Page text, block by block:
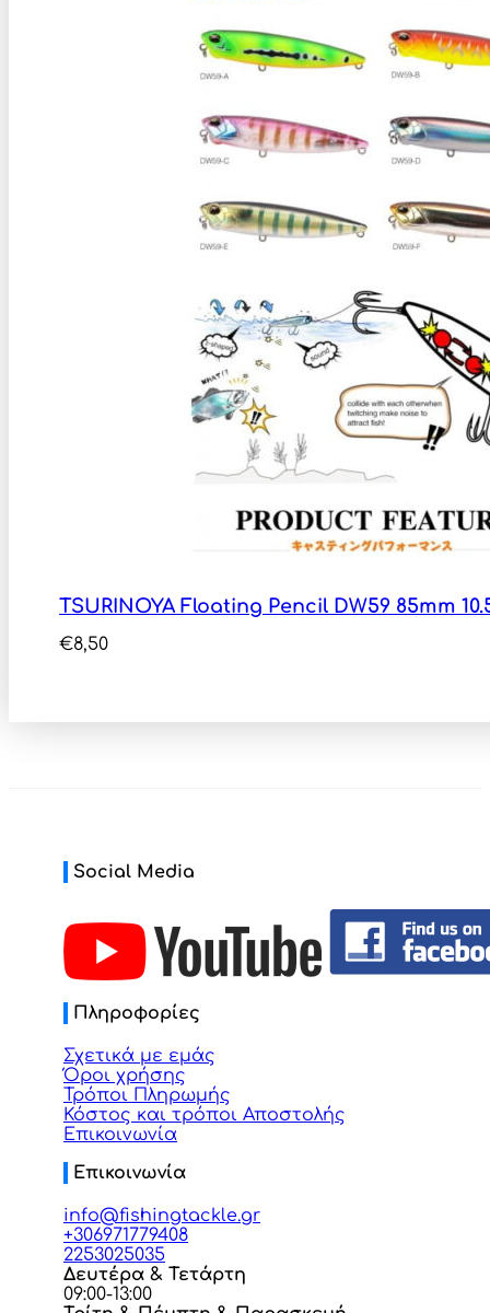
TSURINOYA Floating Pencil DW59 85mm
€8,50
Social Media
Πληροφορίες
Σχετικά με εμάς
Όροι χρήσης
Τρόποι Πληρωμής
Κόστος και τρόποι Αποστολής
Επικοινωνία
Επικοινωνία
info@fishingtackle.gr
+306971779408
2253025035
Δευτέρα & Τετάρτη
09:00-13:00